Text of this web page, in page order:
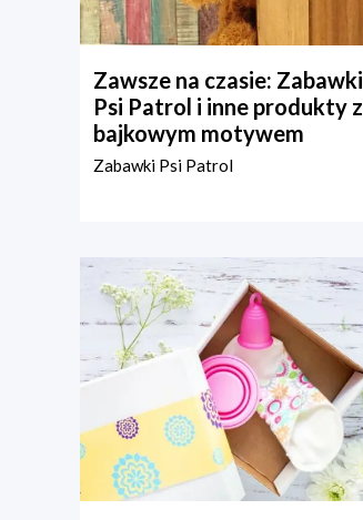
Zawsze na czasie: Zabawki
Psi Patrol i inne produkty z
bajkowym motywem
Zabawki Psi Patrol